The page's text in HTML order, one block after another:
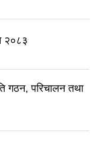
२०८३
गठन, परिचालन तथा